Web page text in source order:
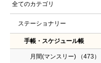
全てのカテゴリ
ステーショナリー
手帳・スケジュール帳
月間(マンスリー) （473）